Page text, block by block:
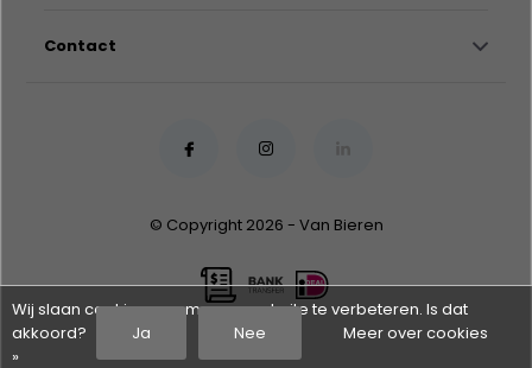
Contact
© Copyright 2026 - Van Bieren
Wij slaan cookies op om onze website te verbeteren. Is dat
akkoord?
Ja Nee
Meer over cookies
»